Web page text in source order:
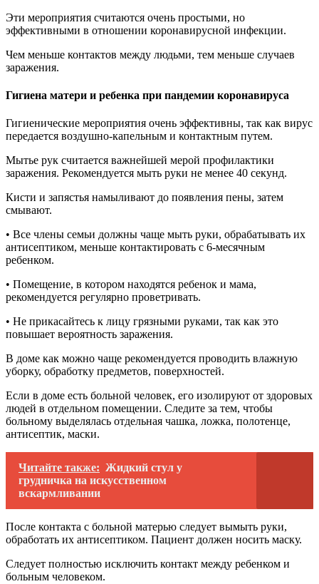
Эти мероприятия считаются очень простыми, но
эффективными в отношении коронавирусной инфекции.
Чем меньше контактов между людьми, тем меньше случаев
заражения.
Гигиена матери и ребенка при пандемии коронавируса
Гигиенические мероприятия очень эффективны, так как вирус
передается воздушно-капельным и контактным путем.
Мытье рук считается важнейшей мерой профилактики
заражения. Рекомендуется мыть руки не менее 40 секунд.
Кисти и запястья намыливают до появления пены, затем
смывают.
• Все члены семьи должны чаще мыть руки, обрабатывать их
антисептиком, меньше контактировать с 6-месячным
ребенком.
• Помещение, в котором находятся ребенок и мама,
рекомендуется регулярно проветривать.
• Не прикасайтесь к лицу грязными руками, так как это
повышает вероятность заражения.
В доме как можно чаще рекомендуется проводить влажную
уборку, обработку предметов, поверхностей.
Если в доме есть больной человек, его изолируют от здоровых
людей в отдельном помещении. Следите за тем, чтобы
больному выделялась отдельная чашка, ложка, полотенце,
антисептик, маски.
Читайте также: Жидкий стул у
грудничка на искусственном
вскармливании
После контакта с больной матерью следует вымыть руки,
обработать их антисептиком. Пациент должен носить маску.
Следует полностью исключить контакт между ребенком и
больным человеком.